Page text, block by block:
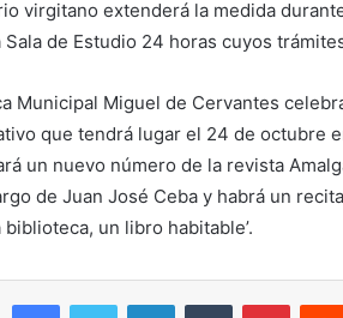
virgitano extenderá la medida
Sala de Estudio 24 horas cuyos
Municipal Miguel de Cervantes
que tendrá lugar el 24 de octubre
un nuevo número de la revista
de Juan José Ceba y habrá un
biblioteca, un libro habitable’.
FacebookTwitter LinkedInTumblr